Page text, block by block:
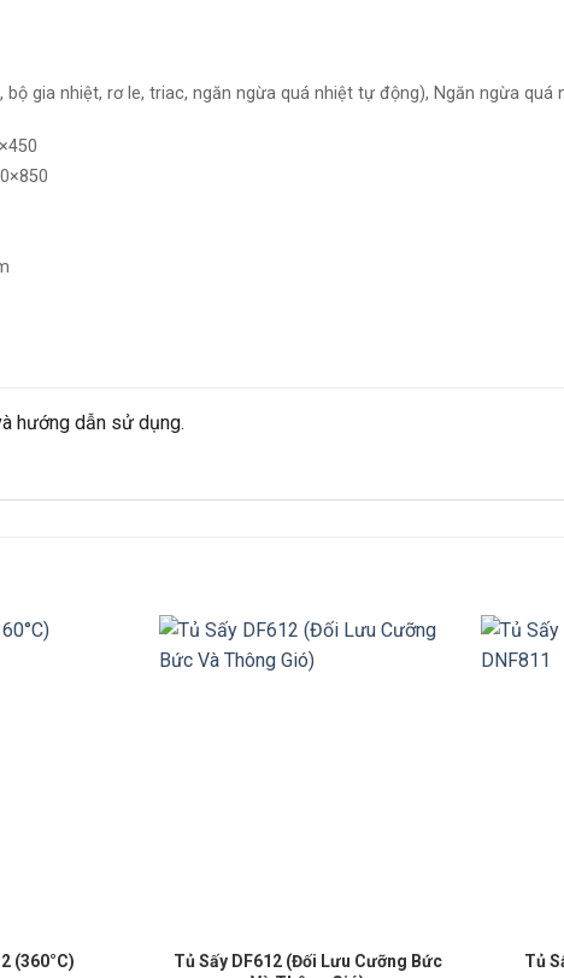
gia nhiệt, rơ le, triac, ngăn ngừa quá nhiệt tự động), Ngăn ngừa quá
hướng dẫn sử dụng.
(360°C)
Tủ Sấy DF612 (Đối Lưu Cưỡng Bức
Tủ